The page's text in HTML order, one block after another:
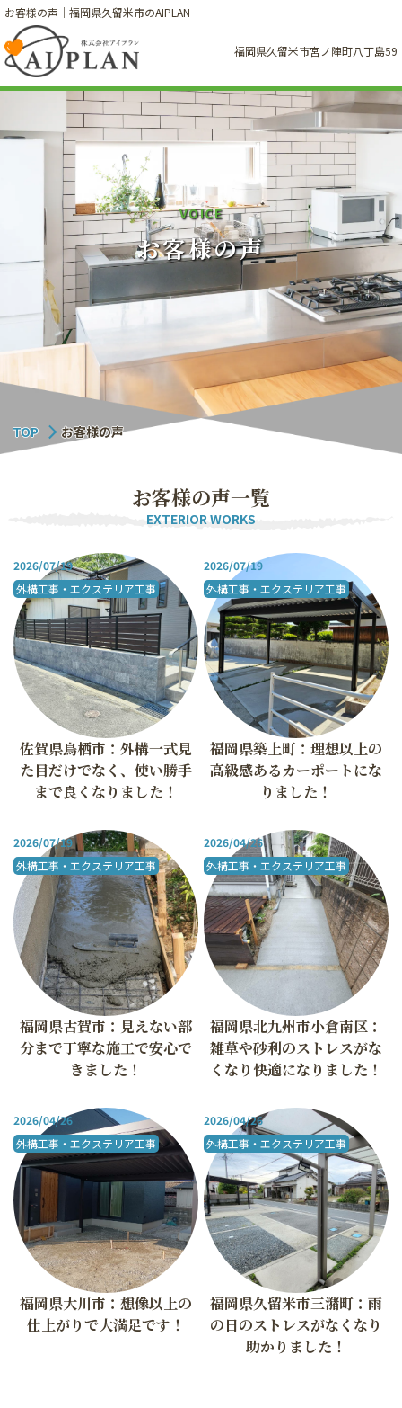
お客様の声｜福岡県久留米市のAIPLAN
福岡県久留米市宮ノ陣町八丁島59
VOICE
お客様の声
TOP お客様の声
お客様の声一覧
EXTERIOR WORKS
2026/07/19
外構工事・エクステリア工事
佐賀県鳥栖市：外構一式見
た目だけでなく、使い勝手
まで良くなりました！
2026/07/19
外構工事・エクステリア工事
福岡県築上町：理想以上の
高級感あるカーポートにな
りました！
2026/07/19
外構工事・エクステリア工事
福岡県古賀市：見えない部
分まで丁寧な施工で安心で
きました！
2026/04/26
外構工事・エクステリア工事
福岡県北九州市小倉南区：
雑草や砂利のストレスがな
くなり快適になりました！
2026/04/26
外構工事・エクステリア工事
福岡県大川市：想像以上の
仕上がりで大満足です！
2026/04/26
外構工事・エクステリア工事
福岡県久留米市三潴町：雨
の日のストレスがなくなり
助かりました！